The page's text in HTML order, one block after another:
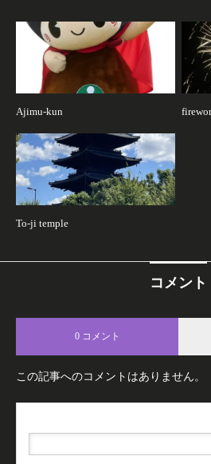
Ajimu-kun
To-ji temple
コメント
0 コメント
この記事へのコメントはありません。